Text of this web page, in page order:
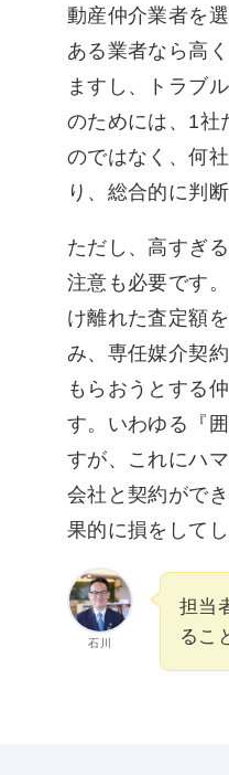
動産仲介業者を
ある業者なら高
ますし、トラブ
のためには、1社
のではなく、何
り、総合的に判
ただし、高すぎ
注意も必要です
け離れた査定額
み、専任媒介契
もらおうとする
す。いわゆる『
すが、これにハ
会社と契約がで
果的に損をして
石川
担当
るこ